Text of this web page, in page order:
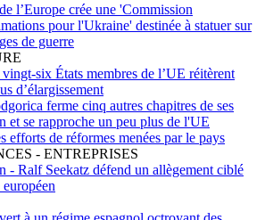
l’Europe crée une 'Commission
pour l'Ukraine' destinée à statuer sur
de guerre
vingt-six États membres de l’UE réitèrent
d’élargissement
ferme cinq autres chapitres de ses
et se rapproche un peu plus de l'UE
efforts de réformes menées par le pays
- ENTREPRISES
- Ralf Seekatz défend un allègement ciblé